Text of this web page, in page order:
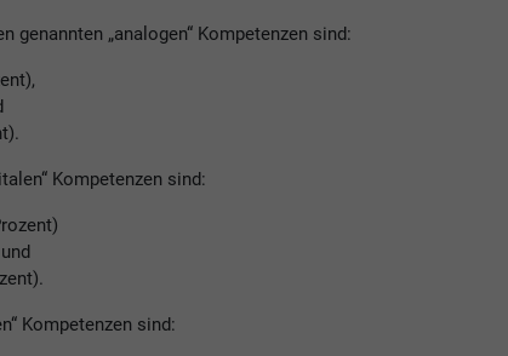
genannten „analogen“ Kompetenzen sind:
Kompetenzen sind:
Kompetenzen sind: